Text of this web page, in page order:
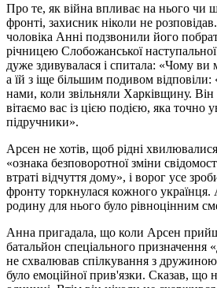
Про те, як війна впливає на нього чи
фронті, захисник ніколи не
чоловіка Анні подзвонили його
річницею Слобожанської
дуже здивувалася і спитала: «Чому
а їй з іще більшим подивом
нами, коли звільняли Харківщину.
вітаємо вас із цією подією, яка точно
підручники».
Арсен не хотів, щоб рідні
«ознака безповоротної зміни
втраті відчуття дому», і ворог усе
фронту торкнулася кожного українця.
родину для нього було рівноцінним
Анна пригадала, що коли Арсен
батальйон спеціального
не схвалював спілкування з
було емоційної прив'язки. Сказав, що